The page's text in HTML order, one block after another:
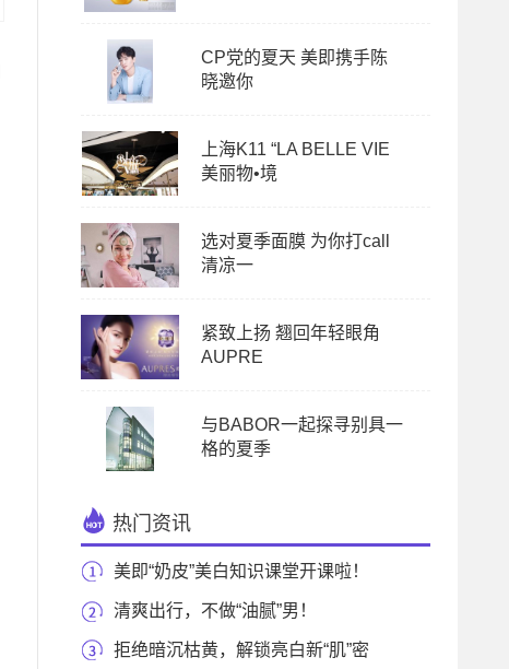
CP党的夏天 美即携手陈
晓邀你
上海K11 “LA BELLE VIE
美丽物•境
选对夏季面膜 为你打call
清凉一
紧致上扬 翘回年轻眼角
AUPRE
与BABOR一起探寻别具一
格的夏季
热门资讯
美即“奶皮”美白知识课堂开课啦！
清爽出行，不做“油腻”男！
拒绝暗沉枯黄，解锁亮白新“肌”密